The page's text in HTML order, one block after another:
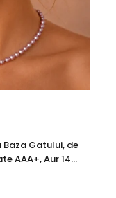
colecție.
Baza Gatului, de
AAA+, Aur 14K